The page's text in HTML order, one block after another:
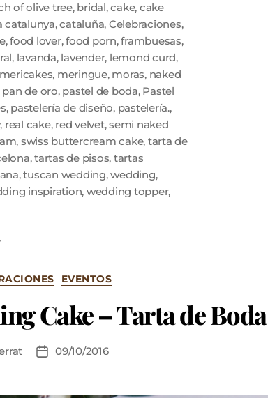
of olive tree, bridal,cake, cake
catalunya,cataluña, Celebraciones,
,food lover,food porn,frambuesas,
, lavanda, lavender, lemond curd,
mericakes, meringue, moras, naked
pan de oro, pastel de boda, Pastel
, pastelería de diseño, pastelería.,
, real cake, red velvet,semi naked
, swiss buttercream cake, tarta de
,tartas de pisos, tartas
,tuscan wedding,wedding,
inspiration, wedding topper,
EVENTOS
Cake – Tarta de Boda
09/10/2016